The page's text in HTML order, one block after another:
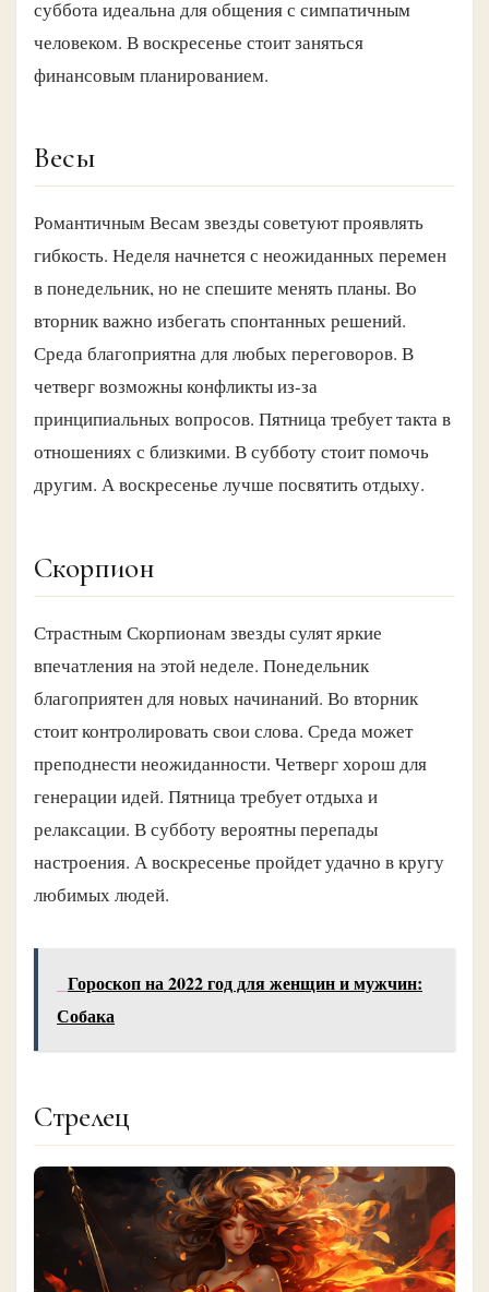
суббота идеальна для общения с симпатичным
человеком. В воскресенье стоит заняться
финансовым планированием.
Весы
Романтичным Весам звезды советуют проявлять
гибкость. Неделя начнется с неожиданных перемен
в понедельник, но не спешите менять планы. Во
вторник важно избегать спонтанных решений.
Среда благоприятна для любых переговоров. В
четверг возможны конфликты из-за
принципиальных вопросов. Пятница требует такта в
отношениях с близкими. В субботу стоит помочь
другим. А воскресенье лучше посвятить отдыху.
Скорпион
Страстным Скорпионам звезды сулят яркие
впечатления на этой неделе. Понедельник
благоприятен для новых начинаний. Во вторник
стоит контролировать свои слова. Среда может
преподнести неожиданности. Четверг хорош для
генерации идей. Пятница требует отдыха и
релаксации. В субботу вероятны перепады
настроения. А воскресенье пройдет удачно в кругу
любимых людей.
Гороскоп на 2022 год для женщин и мужчин:
Собака
Стрелец